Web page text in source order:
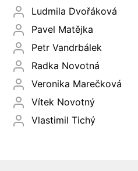
Ludmila Dvořáková
Pavel Matějka
Petr Vandrbálek
Radka Novotná
Veronika Marečková
Vítek Novotný
Vlastimil Tichý